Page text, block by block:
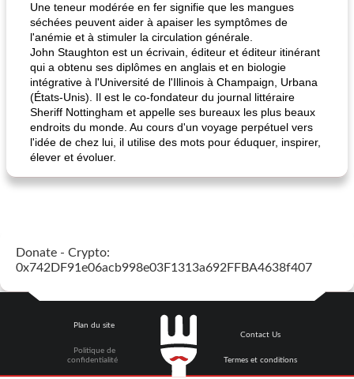
Une teneur modérée en fer signifie que les mangues
séchées peuvent aider à apaiser les symptômes de
l'anémie et à stimuler la circulation générale.
John Staughton est un écrivain, éditeur et éditeur itinérant
qui a obtenu ses diplômes en anglais et en biologie
intégrative à l'Université de l'Illinois à Champaign, Urbana
(États-Unis). Il est le co-fondateur du journal littéraire
Sheriff Nottingham et appelle ses bureaux les plus beaux
endroits du monde. Au cours d'un voyage perpétuel vers
l'idée de chez lui, il utilise des mots pour éduquer, inspirer,
élever et évoluer.
Donate - Crypto:
0x742DF91e06acb998e03F1313a692FFBA4638f407
Plan du site
Politique de
confidentialité
Contact Us
Termes et conditions